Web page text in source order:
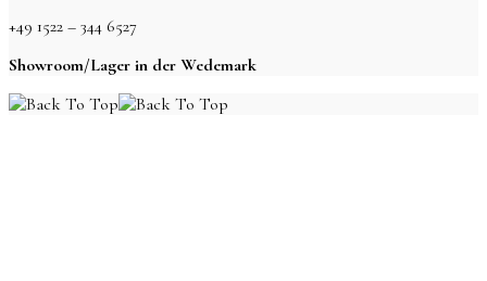
+49 1522 – 344 6527
Showroom/Lager in der Wedemark